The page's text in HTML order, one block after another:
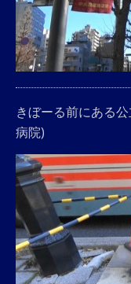
きぼーる前にある
病院)